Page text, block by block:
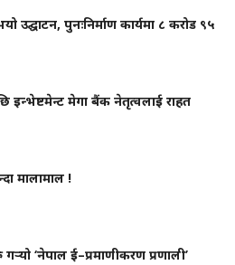
उद्घाटन, पुनःनिर्माण कार्यमा ८ करोड ९५
इन्भेष्टमेन्ट मेगा बैंक नेतृत्वलाई राहत
मालामाल !
गर्‍यो ‘नेपाल ई–प्रमाणीकरण प्रणाली’